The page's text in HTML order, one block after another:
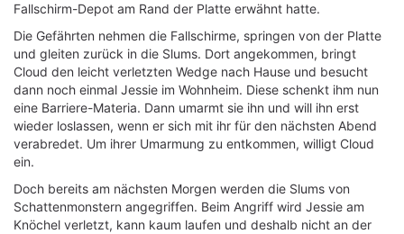
Fallschirm-Depot am Rand der Platte erwähnt hatte.
Die Gefährten nehmen die Fallschirme, springen von der Platte
und gleiten zurück in die Slums. Dort angekommen, bringt
Cloud den leicht verletzten Wedge nach Hause und besucht
dann noch einmal Jessie im Wohnheim. Diese schenkt ihm nun
eine Barriere-Materia. Dann umarmt sie ihn und will ihn erst
wieder loslassen, wenn er sich mit ihr für den nächsten Abend
verabredet. Um ihrer Umarmung zu entkommen, willigt Cloud
ein.
Doch bereits am nächsten Morgen werden die Slums von
Schattenmonstern angegriffen. Beim Angriff wird Jessie am
Knöchel verletzt, kann kaum laufen und deshalb nicht an der